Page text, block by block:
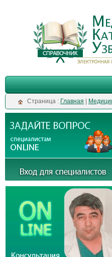
Cтраница : Главная